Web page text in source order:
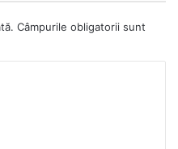
Câmpurile obligatorii sunt